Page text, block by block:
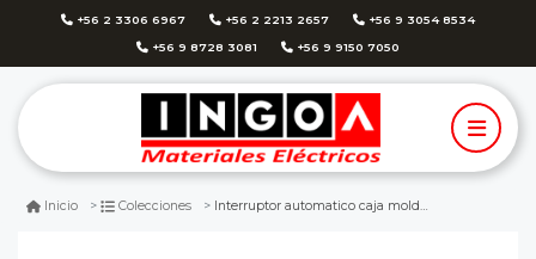
+56 2 3306 6967 +56 2 2213 2657 +56 9 3054 8534
+56 9 8728 3081 +56 9 9150 7050
Inicio Colecciones Interruptor automatico caja moldeada 3x200a 35ka lexo